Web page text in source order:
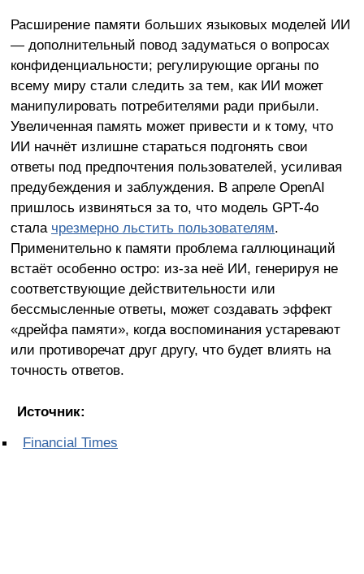
Расширение памяти больших языковых моделей ИИ
— дополнительный повод задуматься о вопросах
конфиденциальности; регулирующие органы по
всему миру стали следить за тем, как ИИ может
манипулировать потребителями ради прибыли.
Увеличенная память может привести и к тому, что
ИИ начнёт излишне стараться подгонять свои
ответы под предпочтения пользователей, усиливая
предубеждения и заблуждения. В апреле OpenAI
пришлось извиняться за то, что модель GPT-4o
стала чрезмерно льстить пользователям.
Применительно к памяти проблема галлюцинаций
встаёт особенно остро: из-за неё ИИ, генерируя не
соответствующие действительности или
бессмысленные ответы, может создавать эффект
«дрейфа памяти», когда воспоминания устаревают
или противоречат друг другу, что будет влиять на
точность ответов.
Источник:
Financial Times